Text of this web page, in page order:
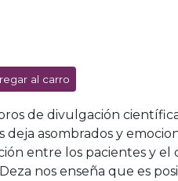
al carro
de divulgación
deja asombrados y
entre los pacientes y el
nos enseña que es